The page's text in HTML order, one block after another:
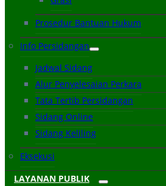
Prosedur Bantuan Hukum
Info Persidangan
Jadwal Sidang
Alur Penyelesaian Perkara
Tata Tertib Persidangan
Sidang Online
Sidang Keliling
Eksekusi
LAYANAN PUBLIK